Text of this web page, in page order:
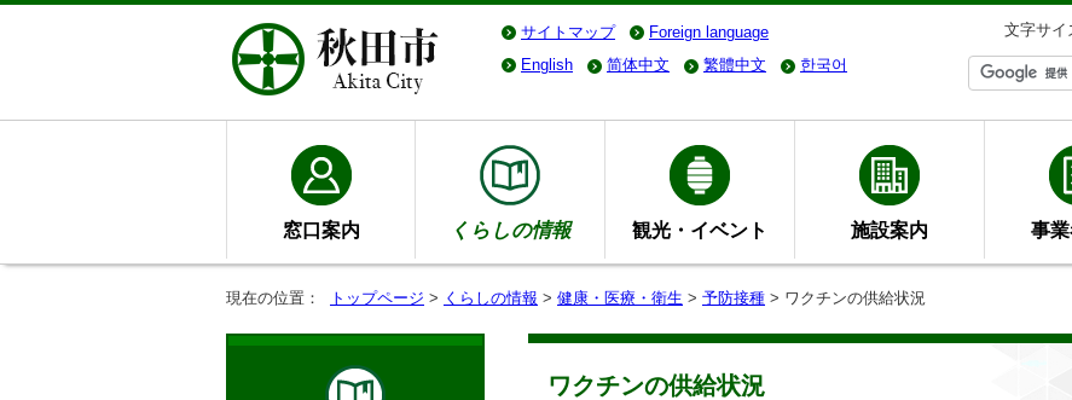
サイトマップ Foreign language 文字サイ
English
简体中文 繁體中文 한국어
窓口案内 くらしの情報 観光・イベント 施設案内 事
現在の位置： トップページ > くらしの情報 > 健康・医療・衛生 > 予防接種 > ワクチンの供給状況
ワクチンの供給状況